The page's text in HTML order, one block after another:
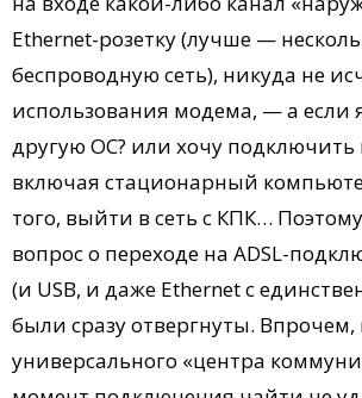
Ethernet-розетку (лучше —
беспроводную сеть), никуда не
использования модема, — а если
другую ОС? или хочу подключить
включая стационарный
того, выйти в сеть с КПК…
вопрос о переходе на ADSL-
(и USB, и даже Ethernet с
были сразу отвергнуты. Впрочем,
универсального «центра